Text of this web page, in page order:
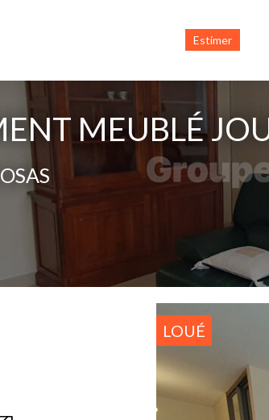
Estimer
MEUBLÉ
LOUÉ